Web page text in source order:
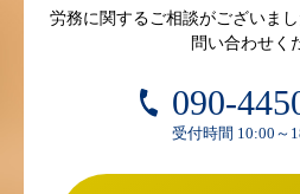
労務に関するご相談がございま
問い合わせく
090-
受付時間 10:00～